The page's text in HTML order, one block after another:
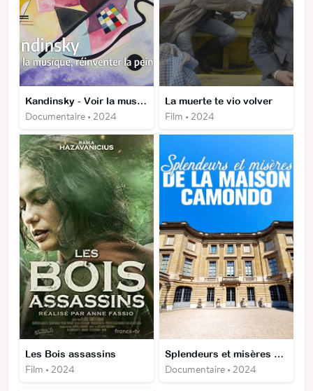
Kandinsky - Voir la musique, réinventer la peinture
Documentaire • 2024
La muerte te vio volver
Film • 2024
Les Bois assassins
Film • 2024
Splendeurs et misères de la maison Camondo
Documentaire • 2024